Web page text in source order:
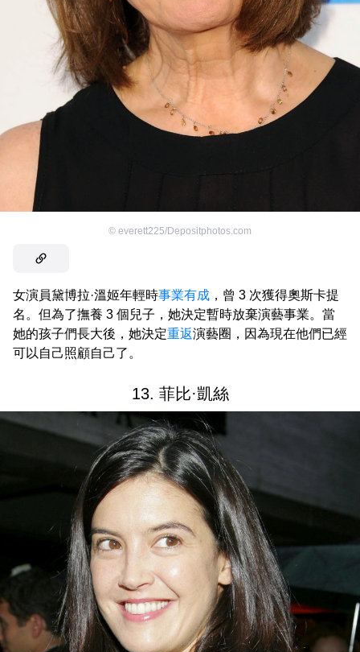
© everett225/Depositphotos.com
女演員黛博拉·溫姬年輕時事業有成 ，曾 3 次獲得奧斯卡提
名。但為了撫養 3 個兒子，她決定暫時放棄演藝事業。當
她的孩子們長大後，她決定重返演藝圈，因為現在他們已經
可以自己照顧自己了。
13. 菲比·凱絲